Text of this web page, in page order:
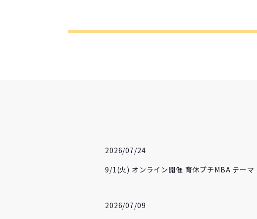
2026/07/24
9/1(火) オンライン開催 育休プチMBA テーマ
2026/07/09